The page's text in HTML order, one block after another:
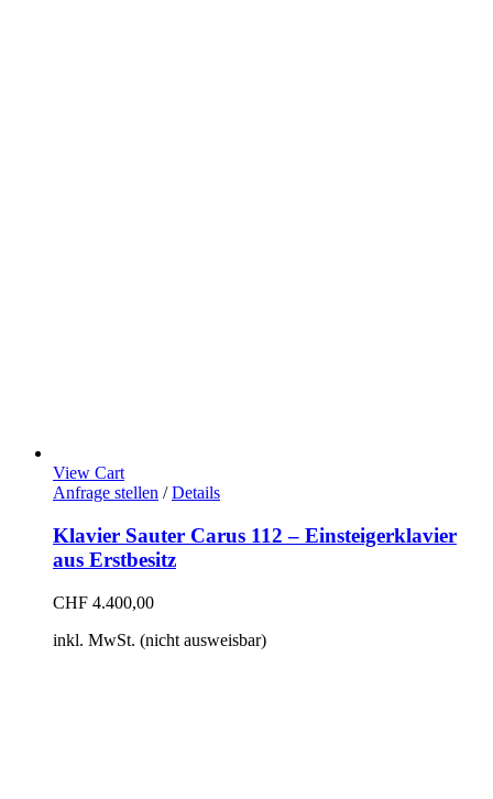
View Cart
Anfrage stellen / Details
Klavier Sauter Carus 112 – Einsteigerklavier
aus Erstbesitz
CHF 4.400,00
inkl. MwSt. (nicht ausweisbar)